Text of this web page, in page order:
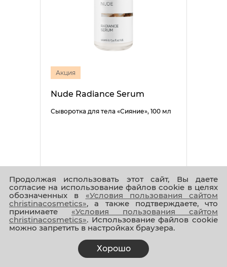
Продолжая использовать этот сайт, Вы даете
согласие на использование файлов cookie в целях
обозначенных в «Условия пользования сайтом
christinacosmetics», а также подтверждаете, что
принимаете «Условия пользования сайтом
christinacosmetics». Использование файлов cookie
можно запретить в настройках браузера.
Хорошо
Акция
Nude Radiance Serum
Сыворотка для тела «Сияние», 100 мл
5 005 ₽4 004 ₽